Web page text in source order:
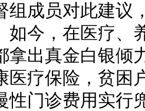
组成员对此建议
如今，在医疗、
拿出真金白银倾
医疗保险，贫困
性门诊费用实行